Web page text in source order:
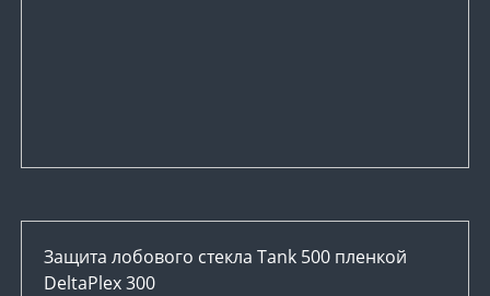
Защита лобового стекла Tank 500 пленкой
DeltaPlex 300